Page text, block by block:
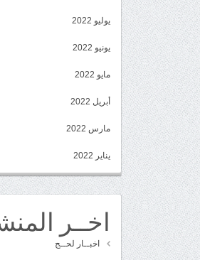
يوليو 2022
يونيو 2022
مايو 2022
أبريل 2022
مارس 2022
يناير 2022
اخــر
اخبــار لحــج